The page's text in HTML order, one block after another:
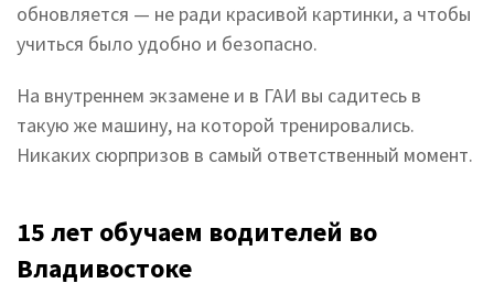
обновляется — не ради красивой картинки, а чтобы
учиться было удобно и безопасно.
На внутреннем экзамене и в ГАИ вы садитесь в
такую же машину, на которой тренировались.
Никаких сюрпризов в самый ответственный момент.
15 лет обучаем водителей во
Владивостоке